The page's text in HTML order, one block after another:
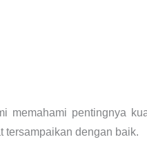
memahami pentingnya
tersampaikan dengan baik.